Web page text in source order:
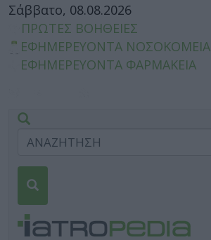
Σάββατο, 08.08.2026
ΠΡΩΤΕΣ ΒΟΗΘΕΙΕΣ
ΕΦΗΜΕΡΕΥΟΝΤΑ ΝΟΣΟΚΟΜΕΙΑ
ΕΦΗΜΕΡΕΥΟΝΤΑ ΦΑΡΜΑΚΕΙΑ